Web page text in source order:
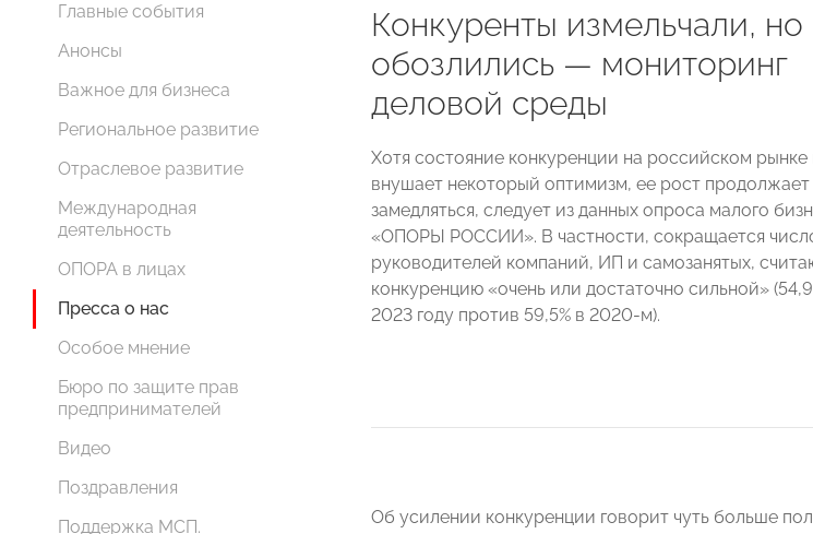
Главные события
Анонсы
Важное для бизнеса
Региональное развитие
Отраслевое развитие
Международная
деятельность
ОПОРА в лицах
Пресса о нас
Особое мнение
Бюро по защите прав
предпринимателей
Видео
Поздравления
Поддержка МСП.
Конкуренты измельчали, но
обозлились — мониторинг
деловой среды
Хотя состояние конкуренции на российском рынке
внушает некоторый оптимизм, ее рост продолжает
замедляться, следует из данных опроса малого
«ОПОРЫ РОССИИ». В частности, сокращается
руководителей компаний, ИП и самозанятых,
конкуренцию «очень или достаточно сильной»
2023 году против 59,5% в 2020-м).
Об усилении конкуренции говорит чуть больше